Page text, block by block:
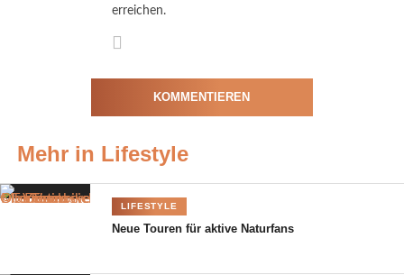
scheinbar nicht zu besiegen war.
„Ich wusste nicht, wie es weitergehen sollte. Aber ich wusste,
Tage und Nächte waren ein Wechselbad aus Angst, Hoffnung
und Verzweiflung. Mitten in dieser Krise trafen sie gemeinsam
– aber wir können entscheiden, wie wir damit umgehen.“
Radikale Entscheidungen
erreichen.
KOMMENTIEREN
Mehr in Lifestyle
LIFESTYLE
Neue Touren für aktive Naturfans